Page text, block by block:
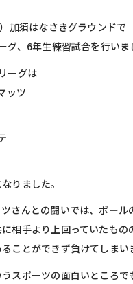
加須はなさきグラウンドで
グ、6年生練習試合を行いま
ーグは
ッツ
りました。
さんとの闘いでは、ボール
相手より上回っていたもの
ことができず負けてしまい
スポーツの面白いところで